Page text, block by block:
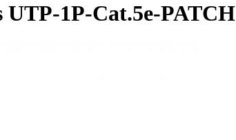
UTP-1P-Cat.5e-PATCH